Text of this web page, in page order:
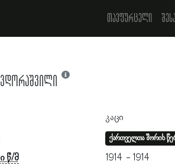
თავფურცელი
კაცი
ქართველთა შორის
წ/მ 1914
1914